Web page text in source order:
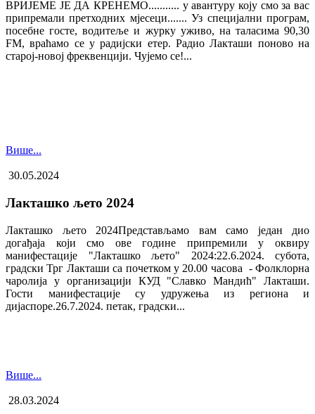
ВРИЈЕМЕ ЈЕ ДА КРЕНЕМО........... у авантуру коју смо за вас
припремали претходних мјесеци....... Уз специјални програм,
посебне госте, водитеље и журку уживо, на таласима 90,30
FM, враћамо се у радијски етер. Радио Лакташи поново на
старој-новој фреквенцији. Чујемо се!...
Више...
30.05.2024
Лакташко љето 2024
Лакташко љето 2024Представљамо вам само један дио
догађаја који смо ове године припремили у оквиру
манифестације "Лакташко љето" 2024:22.6.2024. субота,
градски Трг Лакташи са почетком у 20.00 часова - Фолклорна
чаролија у организацији КУД "Славко Мандић" Лакташи.
Гости манифестације су удружења из региона и
дијаспоре.26.7.2024. петак, градски...
Више...
28.03.2024